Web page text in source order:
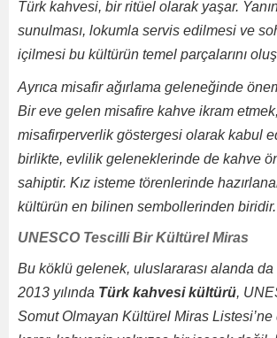
Türk kahvesi, bir ritüel olarak yaşar.
sunulması, lokumla servis edilmesi ve
içilmesi bu kültürün temel parçalarını
Ayrıca misafir ağırlama geleneğinde
Bir eve gelen misafire kahve ikram
misafirperverlik göstergesi olarak kabul
birlikte, evlilik geleneklerinde de kahve
sahiptir. Kız isteme törenlerinde
kültürün en bilinen sembollerinden biridir.
UNESCO Tescilli Bir Kültürel Miras
Bu köklü gelenek, uluslararası alanda da
2013 yılında Türk kahvesi kültürü,
Somut Olmayan Kültürel Miras